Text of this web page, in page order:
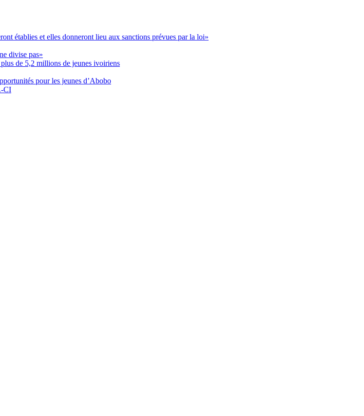
établies et elles donneront lieu aux sanctions prévues par la loi»
divise pas»
de 5,2 millions de jeunes ivoiriens
pour les jeunes d’Abobo
CI